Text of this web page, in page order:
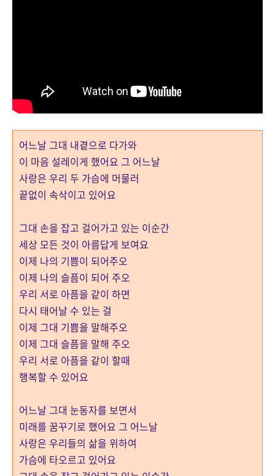
어느날 그대 내곁으로 다가와
이 마음 설레이게 했어요 그 어느날
사랑은 우리 두 가슴에 머물러
끝없이 속삭이고 있어요
그대 손을 잡고 걸어가고 있는 이순간
세상 모든 것이 아름답게 보여요
이제 나의 기쁨이 되어주오
이제 나의 슬픔이 되어 주오
우리 서로 아픔을 같이 하면
다시 태어날 수 있는 걸
이제 그대 기쁨을 말해주오
이제 그대 슬픔을 말해 주오
우리 서로 아픔을 같이 할때
행복할 수 있어요
어느날 그대 눈동자를 보면서
미래를 꿈꾸기로 했어요 그 어느날
사랑은 우리들의 삶을 위하여
가슴에 타오르고 있어요